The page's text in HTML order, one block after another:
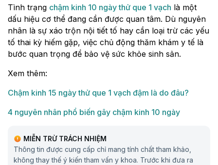
Tình trạng chậm kinh 10 ngày thử que 1 vạch là một
dấu hiệu cơ thể đang cần được quan tâm. Dù nguyên
nhân là sự xáo trộn nội tiết tố hay cần loại trừ các yếu
tố thai kỳ hiếm gặp, việc chủ động thăm khám y tế là
bước quan trọng để bảo vệ sức khỏe sinh sản.
Xem thêm:
Chậm kinh 15 ngày thử que 1 vạch đậm là do đâu?
4 nguyên nhân phổ biến gây chậm kinh 10 ngày
MIỄN TRỪ TRÁCH NHIỆM
Thông tin được cung cấp chỉ mang tính chất tham khảo,
không thay thế ý kiến tham vấn y khoa. Trước khi đưa ra